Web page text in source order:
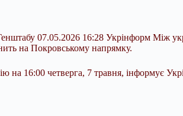
07.05.2026 16:28 Укрінформ Між
на Покровському напрямку.
на 16:00 четверга, 7 травня, інформує